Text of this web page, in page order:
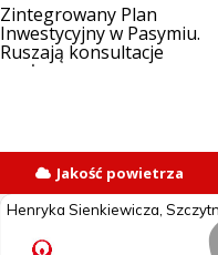
Zintegrowany Plan
Inwestycyjny w Pasymiu.
Ruszają konsultacje
społeczne
Jakość powietrza